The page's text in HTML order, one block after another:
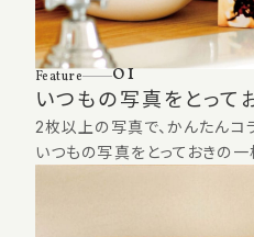
Feature 01
いつもの写真をとって
2枚以上の写真で、かんたんコ
いつもの写真をとっておきの一